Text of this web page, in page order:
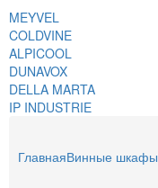
MEYVEL
COLDVINE
ALPICOOL
DUNAVOX
DELLA MARTA
IP INDUSTRIE
ГлавнаяВинные шкафы